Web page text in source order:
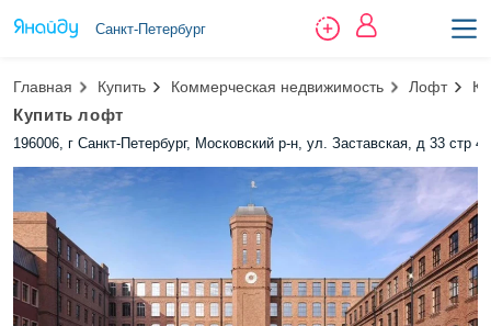
Санкт-Петербург
Главная Купить Коммерческая недвижимость Лофт
Купить лофт
196006, г Санкт-Петербург, Московский р-н, ул. Заставская, д 33 стр 4